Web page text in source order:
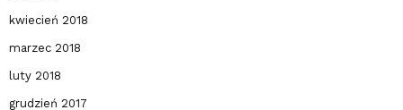
kwiecień 2018
marzec 2018
luty 2018
grudzień 2017